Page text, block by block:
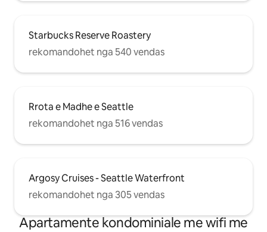
Starbucks Reserve Roastery
rekomandohet nga 540 vendas
Rrota e Madhe e Seattle
rekomandohet nga 516 vendas
Argosy Cruises - Seattle Waterfront
rekomandohet nga 305 vendas
Apartamente kondominiale me wifi me